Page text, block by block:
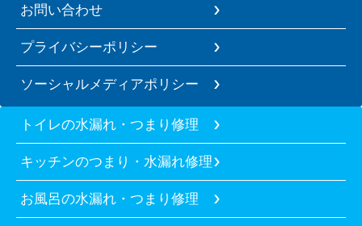
お問い合わせ
プライバシーポリシー
ソーシャルメディアポリシー
トイレの水漏れ・つまり修理
キッチンのつまり・水漏れ修理
お風呂の水漏れ・つまり修理